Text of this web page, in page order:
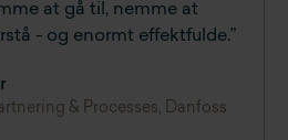
at gå til, nemme at
- og enormt effektfulde.”
& Processes, Danfoss